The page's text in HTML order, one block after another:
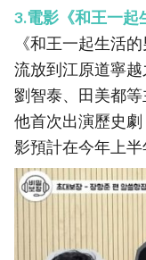
3.電影《和王一起
《和王一起生活
流放到江原道寧越
劉智泰、田美都
他首次出演歷史
影預計在今年上半